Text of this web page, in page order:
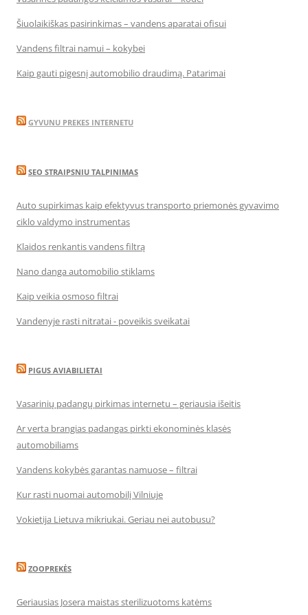
Šiuolaikiškas pasirinkimas – vandens aparatai ofisui
Vandens filtrai namui – kokybei
Kaip gauti pigesnį automobilio draudimą. Patarimai
GYVUNU PREKES INTERNETU
SEO STRAIPSNIU TALPINIMAS
Auto supirkimas kaip efektyvus transporto priemonės gyvavimo
ciklo valdymo instrumentas
Klaidos renkantis vandens filtrą
Nano danga automobilio stiklams
Kaip veikia osmoso filtrai
Vandenyje rasti nitratai - poveikis sveikatai
PIGUS AVIABILIETAI
Vasarinių padangų pirkimas internetu – geriausia išeitis
Ar verta brangias padangas pirkti ekonominės klasės
automobiliams
Vandens kokybės garantas namuose – filtrai
Kur rasti nuomai automobilį Vilniuje
Vokietija Lietuva mikriukai. Geriau nei autobusu?
ZOOPREKĖS
Geriausias Josera maistas sterilizuotoms katėms